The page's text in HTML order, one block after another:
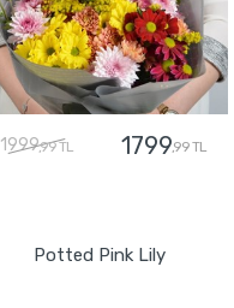
1999,99 TL 1799,99 TL
Potted Pink Lily